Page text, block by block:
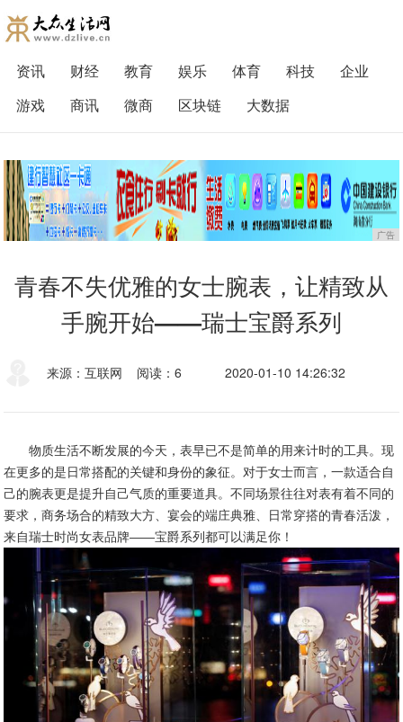
资讯 财经 教育 娱乐 体育 科技
企业
游戏
商讯 微商 区块链 大数据
广告
青春不失优雅的女士腕表，让精致从
手腕开始——瑞士宝爵系列
来源：互联网 阅读：6 2020-01-10 14:26:32
物质生活不断发展的今天，表早已不是简单的用来计时的工具。现
在更多的是日常搭配的关键和身份的象征。对于女士而言，一款适合自
己的腕表更是提升自己气质的重要道具。不同场景往往对表有着不同的
要求，商务场合的精致大方、宴会的端庄典雅、日常穿搭的青春活泼，
来自瑞士时尚女表品牌——宝爵系列都可以满足你！